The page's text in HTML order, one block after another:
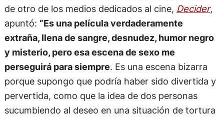
de otro de los medios dedicados al cine, Decider,
apuntó: “Es una película verdaderamente
extraña, llena de sangre, desnudez, humor negro
y misterio, pero esa escena de sexo me
perseguirá para siempre. Es una escena bizarra
porque supongo que podría haber sido divertida y
pervertida, como que la idea de dos personas
sucumbiendo al deseo en una situación de tortura